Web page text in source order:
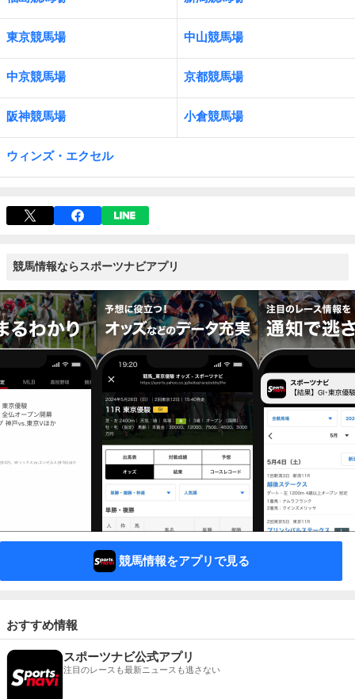
東京競馬場 中山競馬場
中京競馬場 京都競馬場
阪神競馬場 小倉競馬場
ウィンズ・エクセル
競馬情報ならスポーツナビアプリ
競馬情報をアプリで見る
おすすめ情報
スポーツナビ公式アプリ
注目のレースも最新ニュースも逃さない